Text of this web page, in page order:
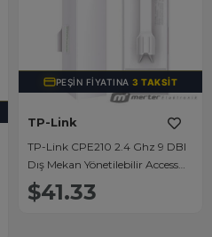
PEŞIN FIYATINA3 TAKSIT
TP-Link
TP-Link CPE210 2.4 Ghz 9 DBI
Dış Mekan Yönetilebilir Access
Point
$41.33